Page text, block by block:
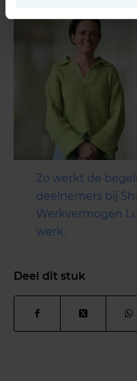
Zo werkt de
deelnemers bij
Werkvermogen
werk.
Deel dit stuk